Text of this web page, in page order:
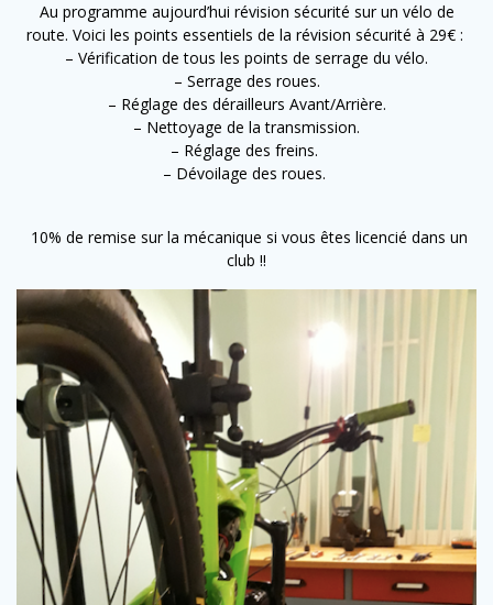
Au programme aujourd’hui révision sécurité sur un vélo de
route. Voici les points essentiels de la révision sécurité à 29€ :
– Vérification de tous les points de serrage du vélo.
– Serrage des roues.
– Réglage des dérailleurs Avant/Arrière.
– Nettoyage de la transmission.
– Réglage des freins.
– Dévoilage des roues.
10% de remise sur la mécanique si vous êtes licencié dans un
club !!